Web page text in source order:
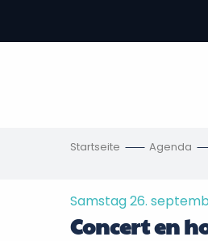
contenu
Startseite Agenda
Samstag 26.
Concert en